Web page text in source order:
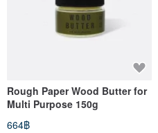
Rough Paper Wood Butter for
Multi Purpose 150g
664฿